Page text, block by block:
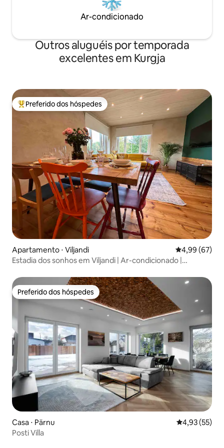
Ar-condicionado
Outros aluguéis por temporada
excelentes em Kurgja
Entre os melhores preferidos dos hóspedes
Preferido dos hóspedes
Apartamento ⋅ Viljandi 4,99 de uma
4,99 (67)
Estadia dos sonhos em Viljandi | Ar-condicionado |
Preferido dos hóspedes
Preferido dos hóspedes
Casa ⋅ Pärnu 4,93 de uma
4,93 (55)
Posti Villa